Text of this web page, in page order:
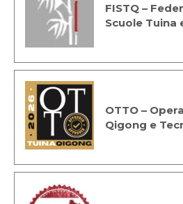
FISTQ –
Scuole Tuina
OTTO –
Qigong e